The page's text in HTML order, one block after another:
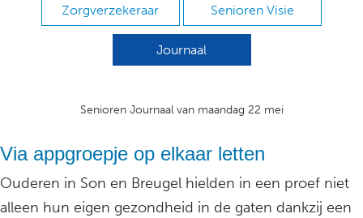
Zorgverzekeraar Senioren Visie
Journaal
Senioren Journaal van maandag 22 mei
Via appgroepje op elkaar letten
Ouderen in Son en Breugel hielden in een proef niet
alleen hun eigen gezondheid in de gaten dankzij een